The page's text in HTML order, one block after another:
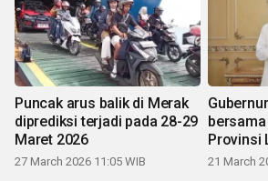
Puncak arus balik di Merak
diprediksi terjadi pada 28-29
Maret 2026
27 March 2026 11:05 WIB
bersama
Provinsi
21 March